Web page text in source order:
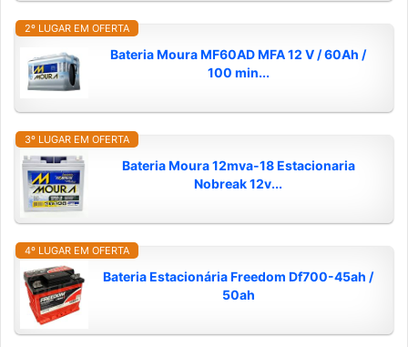
2º LUGAR EM OFERTA
Bateria Moura MF60AD MFA 12 V / 60Ah /
100 min...
3º LUGAR EM OFERTA
Bateria Moura 12mva-18 Estacionaria
Nobreak 12v...
4º LUGAR EM OFERTA
Bateria Estacionária Freedom Df700-45ah /
50ah